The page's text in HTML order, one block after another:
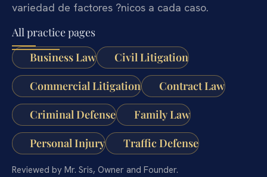
variedad de factores ?nicos a cada caso.
All practice pages
Business Law
Civil Litigation
Commercial Litigation Contract Law
Criminal Defense Family Law
Personal Injury Traffic Defense
Reviewed by Mr. Sris, Owner and Founder.